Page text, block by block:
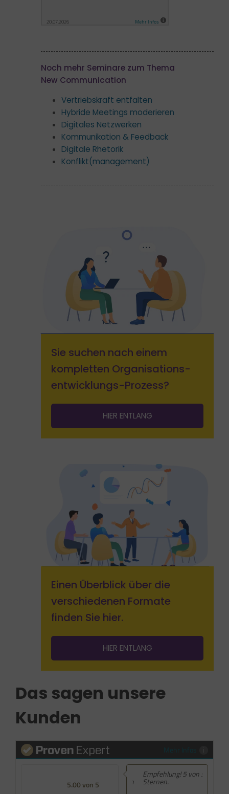
Noch mehr Seminare zum Thema
New Communication
Vertriebskraft entfalten
Hybride Meetings moderieren
Digitales Netzwerken
Kommunikation & Feedback
Digitale Rhetorik
Konflikt­(management)
Sie suchen nach einem
kompletten Organisations­
entwicklungs-Prozess?
HIER ENTLANG
Einen Überblick über die
verschiedenen Formate
finden Sie hier.
HIER ENTLANG
Das sagen unsere
Kunden
5.00 von 5
Empfehlung! 5 von 5
Sternen.